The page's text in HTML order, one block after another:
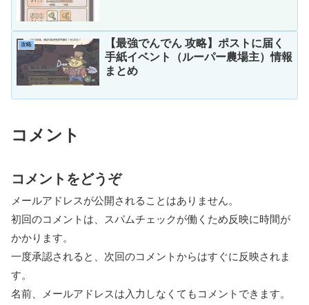
攻略
【最強でんでん 攻略】ポストに届く
手紙イベント（ルーパー農場主）情報
まとめ
コメント
コメントをどうぞ
メールアドレスが公開されることはありません。
初回のコメントは、スパムチェックが働くため反映に時間が
かかります。
一度承認されると、次回のコメントからはすぐに反映されま
す。
名前、メールアドレスは入力しなくてもコメントできます。